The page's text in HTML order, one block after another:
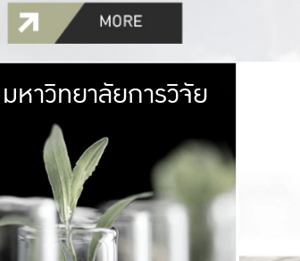
มหาวิทยาลัย
เกษตรศาสตร์ มีพื้นที่เขียวสดใส หนาแน่น
เป็นป่าในเมือง (URBAN FOREST)
เกษตรในเมือง (URBAN AGRICULTURE)
ที่นับรวมกันได้ประมาณ 1,400 ไร่
มหาวิทยาลัยการวิจัย